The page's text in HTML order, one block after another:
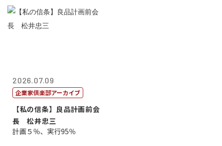
2026.07.09
企業家倶楽部アーカイブ
【私の信条】良品計画前会
長 松井忠三
計画５％、実行95％